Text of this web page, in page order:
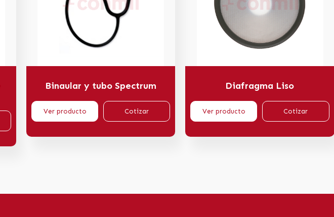
Binaular y tubo Spectrum
Ver producto Cotizar
Diafragma Liso
Ver producto Cotizar